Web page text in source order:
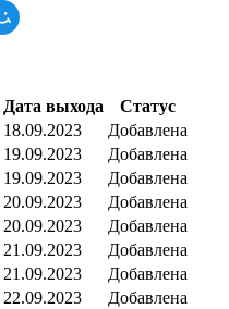
Дата выхода
Статус
18.09.2023
Добавлена
19.09.2023
Добавлена
19.09.2023
Добавлена
20.09.2023
Добавлена
20.09.2023
Добавлена
21.09.2023
Добавлена
21.09.2023
Добавлена
22.09.2023
Добавлена